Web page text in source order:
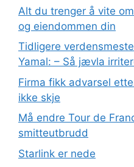
Alt du trenger å vite
og eiendommen din
Tidligere
Yamal: – Så jævla
Firma fikk advarsel
ikke skje
Må endre Tour de
smitteutbrudd
Starlink er nede